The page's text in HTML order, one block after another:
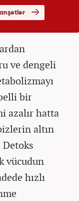
ve dengeli
bir
azalır hatta
altın
Detoks
vücudun
hızlı